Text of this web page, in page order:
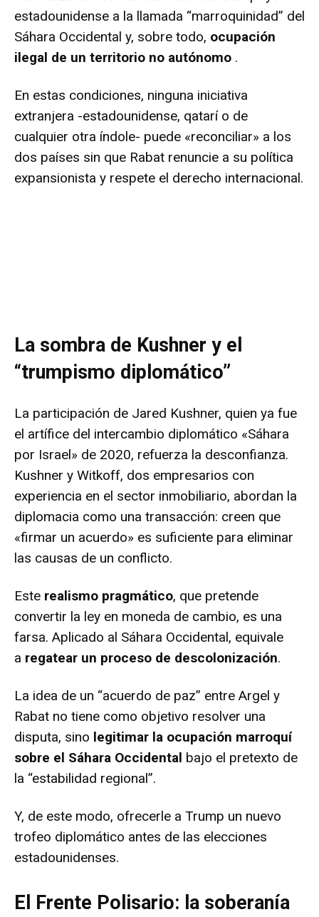
estadounidense a la llamada “marroquinidad” del
Sáhara Occidental y, sobre todo, ocupación
ilegal de un territorio no autónomo .
En estas condiciones, ninguna iniciativa
extranjera -estadounidense, qatarí o de
cualquier otra índole- puede «reconciliar» a los
dos países sin que Rabat renuncie a su política
expansionista y respete el derecho internacional.
La sombra de Kushner y el
“trumpismo diplomático”
La participación de Jared Kushner, quien ya fue
el artífice del intercambio diplomático «Sáhara
por Israel» de 2020, refuerza la desconfianza.
Kushner y Witkoff, dos empresarios con
experiencia en el sector inmobiliario, abordan la
diplomacia como una transacción: creen que
«firmar un acuerdo» es suficiente para eliminar
las causas de un conflicto.
Este realismo pragmático, que pretende
convertir la ley en moneda de cambio, es una
farsa. Aplicado al Sáhara Occidental, equivale
a regatear un proceso de descolonización.
La idea de un “acuerdo de paz” entre Argel y
Rabat no tiene como objetivo resolver una
disputa, sino legitimar la ocupación marroquí
sobre el Sáhara Occidental bajo el pretexto de
la “estabilidad regional”.
Y, de este modo, ofrecerle a Trump un nuevo
trofeo diplomático antes de las elecciones
estadounidenses.
El Frente Polisario: la soberanía